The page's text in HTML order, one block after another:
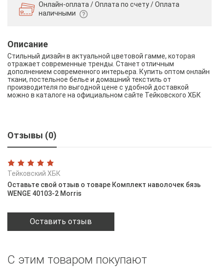
Онлайн-оплата / Оплата по счету /Оплата
наличными
Описание
Стильный дизайн в актуальной цветовой гамме, которая
отражает современные тренды. Станет отличным
дополнением современного интерьера. Купить оптом онлайн
ткани, постельное белье и домашний текстиль от
производителя по выгодной цене с удобной доставкой
можно в каталоге на официальном сайте Тейковского ХБК
Отзывы (0)
Тейковский ХБК
Оставьте свой отзыв о товаре Комплект наволочек бязь
WENGE 40103-2 Morris
Оставить отзыв
С этим товаром покупают